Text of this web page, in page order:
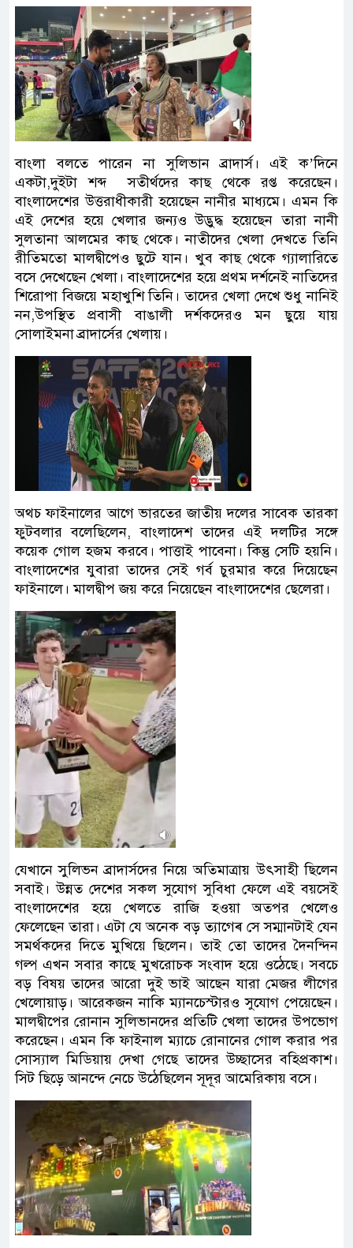
বাংলা বলতে পারেন না সুলিভান ব্রাদার্স। এই ক’দিনে
একটা,দুইটা শব্দ সতীর্থদের কাছ থেকে রপ্ত করেছেন।
বাংলাদেশের উত্তরাধীকারী হয়েছেন নানীর মাধ্যমে। এমন কি
এই দেশের হয়ে খেলার জন্যও উদ্ভুদ্ধ হয়েছেন তারা নানী
সুলতানা আলমের কাছ থেকে। নাতীদের খেলা দেখতে তিনি
রীতিমতো মালদ্বীপেও ছুটে যান। খুব কাছ থেকে গ্যালারিতে
বসে দেখেছেন খেলা। বাংলাদেশের হয়ে প্রথম দর্শনেই নাতিদের
শিরোপা বিজয়ে মহাখুশি তিনি। তাদের খেলা দেখে শুধু নানিই
নন,উপস্থিত প্রবাসী বাঙালী দর্শকদেরও মন ছুয়ে যায়
সোলাইমনা ব্রাদার্সের খেলায়।
অথচ ফাইনালের আগে ভারতের জাতীয় দলের সাবেক তারকা
ফুটবলার বলেছিলেন, বাংলাদেশ তাদের এই দলটির সঙ্গে
কয়েক গোল হজম করবে। পাত্তাই পাবেনা। কিন্তু সেটি হয়নি।
বাংলাদেশের ‍যুব‍ারা তাদের সেই গর্ব চুরমার করে দিয়েছেন
ফাইনালে। মালদ্বীপ জয় করে নিয়েছেন বাংলাদেশের ছেলেরা।
যেখানে স‍ুলিভন ব্রাদার্সদের নিয়ে অতিমাত্রায় উৎসাহী ছিলেন
সবাই। উন্নত দেশের সকল সুযোগ সুবিধা ফেলে এই বয়সেই
বাংলাদেশের হয়ে খেলতে রাজি হওয়া অতপর খেলেও
ফেলেছেন তারা। এটা যে অনেক বড় ত্যাগেৰ সে সম্মানটাই যেন
সমর্থকদের দিতে মুখিয়ে ছিলেন। তাই তো তাদের দৈনন্দিন
গল্প এখন সবার কাছে মুখরোচক সংবাদ হয়ে ওঠেছে। সবচে
বড় বিষয় তাদের আরো দুই ভাই আছেন যারা মেজর লীগের
খেলোয়াড়। আরেকজন নাকি ম্যানচেস্টারও সুযোগ পেয়েছেন।
মালদ্বীপের রোনান সুলিভানদের প্রতিটি খেলা তাদের উপভোগ
করেছেন। এমন কি ফাইনাল ম্যাচে রোনানের গোল করার পর
সোস্যাল মিডিয়ায় দেখা গেছে তাদের উচ্ছাসের বহিপ্রকাশ।
সিট ছিড়ে আনন্দে নেচে উঠেছিলেন সূদূর আমেরিকায় বসে।